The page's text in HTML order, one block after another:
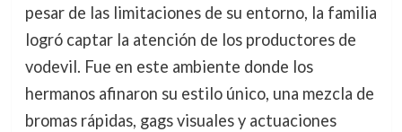
pesar de las limitaciones de su entorno, la familia
logró captar la atención de los productores de
vodevil. Fue en este ambiente donde los
hermanos afinaron su estilo único, una mezcla de
bromas rápidas, gags visuales y actuaciones